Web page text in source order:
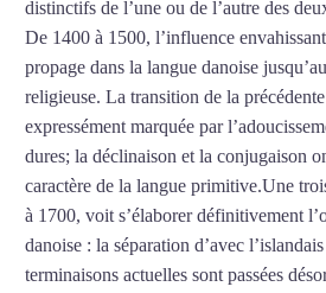
distinctifs de l’une ou de l’autre des
De 1400 à 1500, l’influence
propage dans la langue danoise
religieuse. La transition de la
expressément marquée par
dures; la déclinaison et la conjugaison
caractère de la langue primitive.Une
à 1700, voit s’élaborer définitivement
danoise : la séparation d’avec
terminaisons actuelles sont passées